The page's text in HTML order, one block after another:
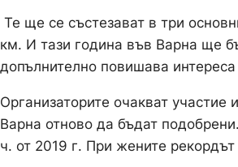
Те ще се състезават в три
км. И тази година във Варна ще
допълнително повишава
Организаторите очакват
Варна отново да бъдат
ч. от 2019 г. При жените